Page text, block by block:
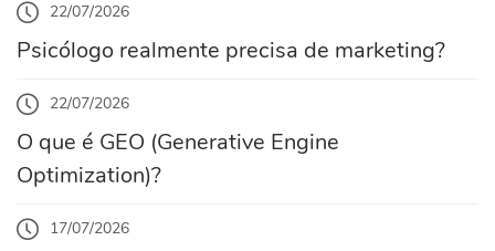
22/07/2026
Psicólogo realmente precisa de marketing?
22/07/2026
O que é GEO (Generative Engine
Optimization)?
17/07/2026